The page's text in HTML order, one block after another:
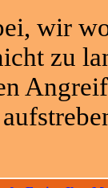
wir
zu